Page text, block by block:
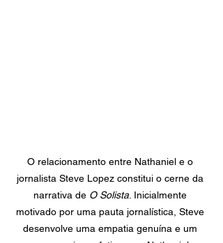
O relacionamento entre Nathaniel e o
jornalista Steve Lopez constitui o cerne da
narrativa de O Solista . Inicialmente
motivado por uma pauta jornalística, Steve
desenvolve uma empatia genuína e um